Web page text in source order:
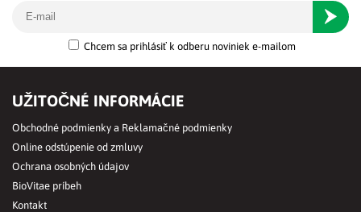
Chcem sa prihlásiť k odberu noviniek e-mailom
UŽITOČNÉ INFORMÁCIE
Obchodné podmienky a Reklamačné podmienky
Online odstúpenie od zmluvy
Ochrana osobných údajov
BioVitae príbeh
Kontakt